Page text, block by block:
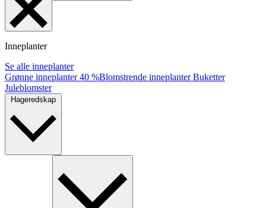
Inneplanter
Se alle inneplanter
Grønne inneplanter40 %Blomstrende inneplanterBuketter
Juleblomster